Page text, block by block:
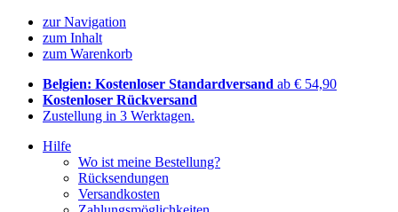
zur Navigation
zum Inhalt
zum Warenkorb
Belgien: Kostenloser Standardversand ab € 54,90
Kostenloser Rückversand
Zustellung in 3 Werktagen.
Hilfe
Wo ist meine Bestellung?
Rücksendungen
Versandkosten